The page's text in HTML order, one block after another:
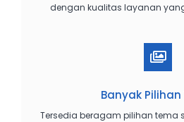
dengan kualitas layanan
Banyak
Tersedia beragam pilihan tema